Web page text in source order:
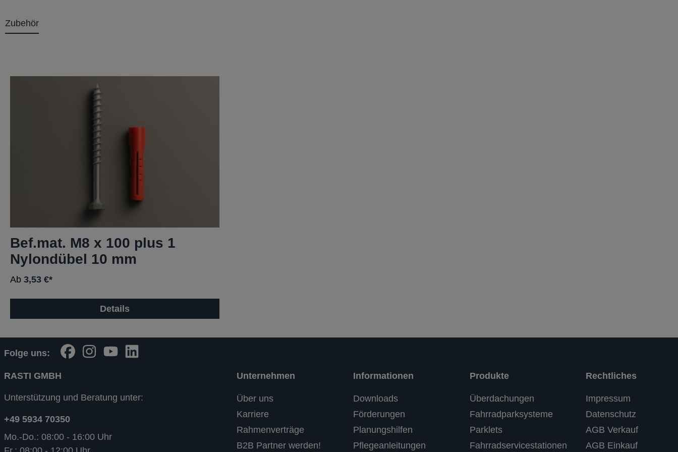
Zubehör
Bef.mat. M8 x 100 plus 1
Nylondübel 10 mm
Ab 3,53 €*
Details
Folge uns:
RASTI GMBH
Unterstützung und Beratung unter:
+49 5934 70350
Mo.-Do.: 08:00 - 16:00 Uhr
Unternehmen
Über uns
Karriere
Rahmenverträge
B2B Partner werden!
Informationen
Downloads
Förderungen
Planungshilfen
Pflegeanleitungen
Produkte
Überdachungen
Fahrradparksysteme
Parklets
Fahrradservicestationen
Rechtliches
Impressum
Datenschutz
AGB Verkauf
AGB Einkauf
RASTI
100
%
Empfehlungen auf
ProvenExpert.com